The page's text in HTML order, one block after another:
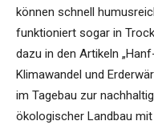
können schnell
funktioniert sogar in
dazu in den Artikeln
Klimawandel und
im Tagebau zur
ökologischer Landbau mit